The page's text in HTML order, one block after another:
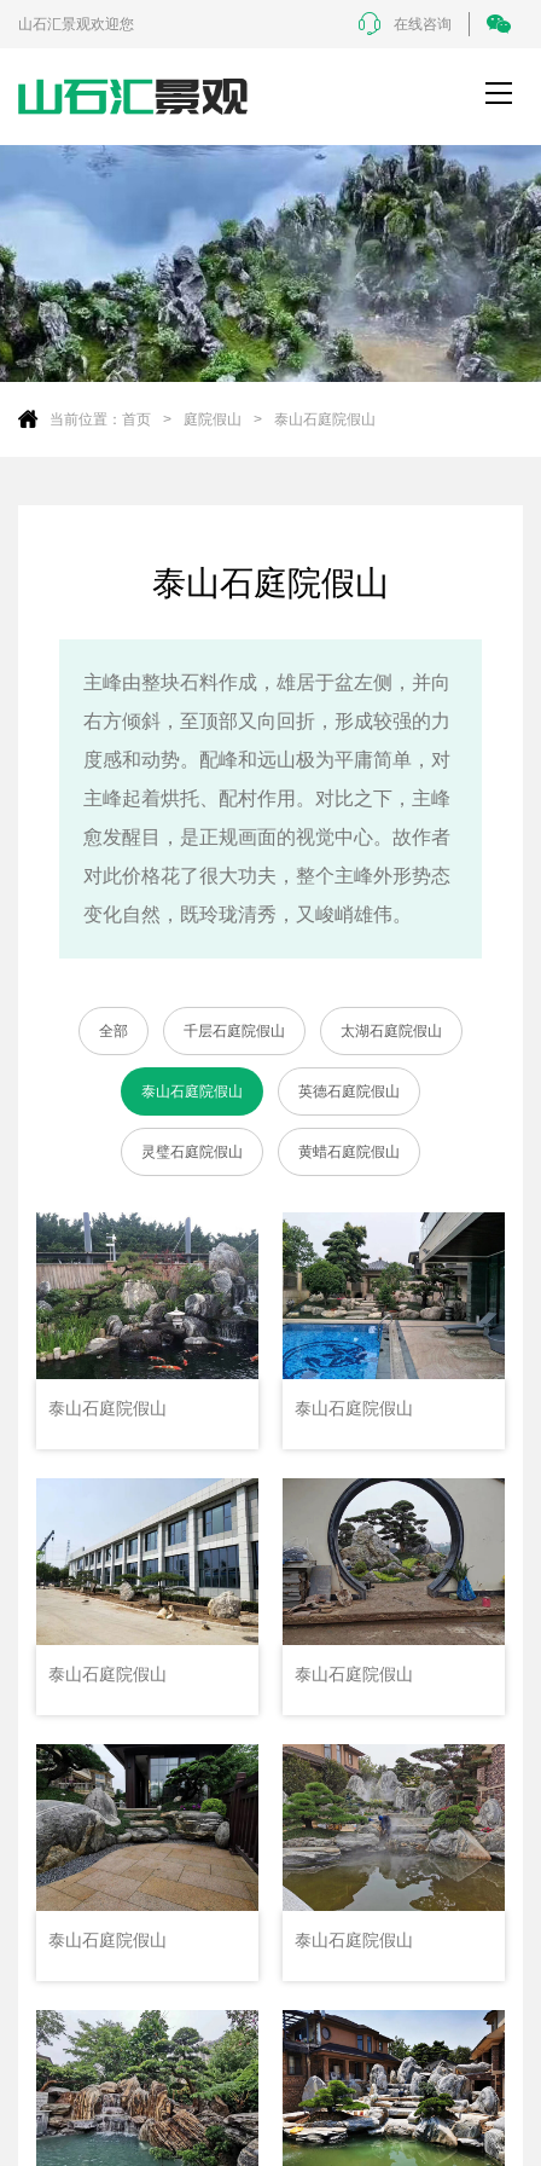
山石汇景观欢迎您 在线咨询
当前位置： 首页 庭院假山 泰山石庭院假山
泰山石庭院假山
主峰由整块石料作成，雄居于盆左侧，并向
右方倾斜，至顶部又向回折，形成较强的力
度感和动势。配峰和远山极为平庸简单，对
主峰起着烘托、配村作用。对比之下，主峰
愈发醒目，是正规画面的视觉中心。故作者
对此价格花了很大功夫，整个主峰外形势态
变化自然，既玲珑清秀，又峻峭雄伟。
全部 千层石庭院假山 太湖石庭院假山
泰山石庭院假山 英德石庭院假山
灵璧石庭院假山 黄蜡石庭院假山
泰山石庭院假山 泰山石庭院假山
泰山石庭院假山 泰山石庭院假山
泰山石庭院假山 泰山石庭院假山